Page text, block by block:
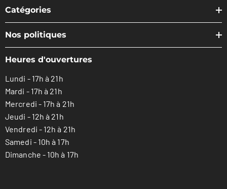
Catégories
Nos politiques
Heures d'ouvertures
Lundi - 17h à 21h
Mardi - 17h à 21h
Mercredi - 17h à 21h
Jeudi - 12h à 21h
Vendredi - 12h à 21h
Samedi - 10h à 17h
Dimanche - 10h à 17h